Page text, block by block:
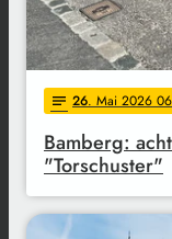
notes 26. Mai 2026
Bamberg:
"Torschuster"